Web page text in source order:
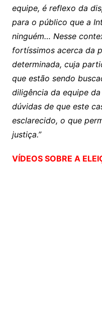
equipe, é reflexo da
para o público que a
ninguém… Nesse
fortíssimos acerca da
determinada, cuja
que estão sendo
diligência da equipe
dúvidas de que este
esclarecido, o que
justiça.”
VÍDEOS SOBRE A